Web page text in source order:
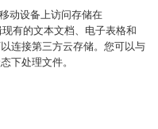
动设备上访问存储在
有的文本文档、电子表格和
连接第三方云存储。您可以与
下处理文件。